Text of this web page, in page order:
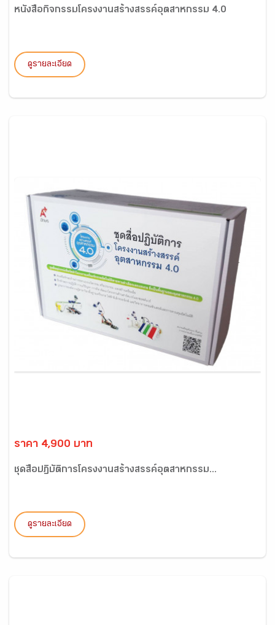
หนังสือกิจกรรมโครงงานสร้างสรรค์อุตสาหกรรม 4.0
ดูรายละเอียด
ราคา 4,900 บาท
ชุดสื่อปฏิบัติการโครงงานสร้างสรรค์อุตสาหกรรม...
ดูรายละเอียด